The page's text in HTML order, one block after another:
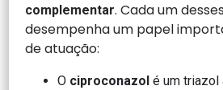
complementar. Cada um
desempenha um papel
de atuação:
O ciproconazol é um triazol